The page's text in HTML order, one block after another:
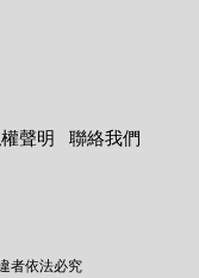
聲明
聯絡我們
者依法必究